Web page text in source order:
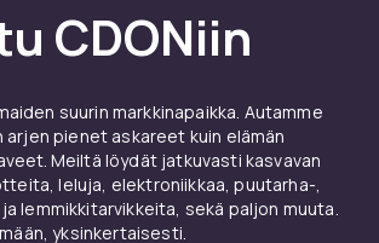
CDONiin
suurin markkinapaikka. Autamme
pienet askareet kuin elämän
Meiltä löydät jatkuvasti kasvavan
leluja, elektroniikkaa, puutarha-,
lemmikkitarvikkeita, sekä paljon muuta.
yksinkertaisesti.